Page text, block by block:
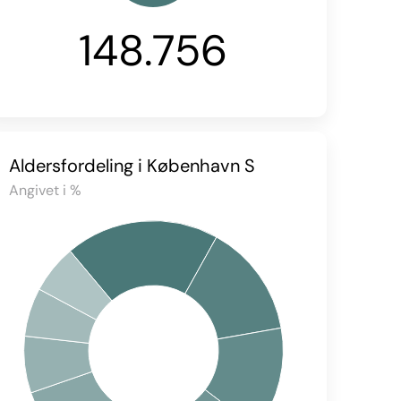
148.756
Aldersfordeling i København S
Angivet i %